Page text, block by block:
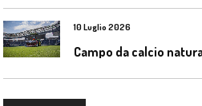
10 Luglio 2026